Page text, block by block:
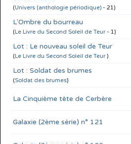
(Univers (anthologie périodique) - 21)
L'Ombre du bourreau
(Le Livre du Second Soleil de Teur- 1)
Lot : Le nouveau soleil de Teur
(Le Livre du Second Soleil de Teur)
Lot : Soldat des brumes
(Soldat des brumes)
La Cinquième tête de Cerbère
Galaxie (2ème série) n° 121